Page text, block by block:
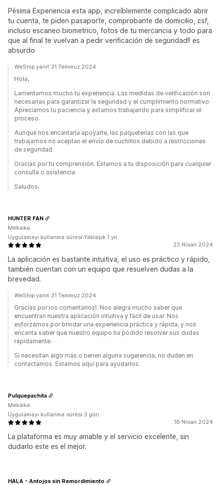
Pésima Experiencia esta app, increíblemente complicado abrir
tu cuenta, te piden pasaporte, comprobante de domicilio, csf,
incluso escaneo biometrico, fotos de tu mercancia y todo para
que al final te vuelvan a pedir verificación de seguridad!! es
absurdo
WeShip yanıt 31 Temmuz 2024
Hola,
Lamentamos mucho tu experiencia. Las medidas de verificación son
necesarias para garantizar la seguridad y el cumplimiento normativo.
Apreciamos tu paciencia y estamos trabajando para simplificar el
proceso.
Aunque nos encantaría apoyarte, las paqueterías con las que
trabajamos no aceptan el envío de cuchillos debido a restricciones
de seguridad.
Gracias por tu comprensión. Estamos a tu disposición para cualquier
consulta o asistencia.
Saludos,
23 Nisan 2024
La aplicación es bastante intuitiva, el uso es práctico y rápido,
también cuentan con un equipo que resuelven dudas a la
brevedad.
HUNTER FAN
Meksika
Uygulamayı kullanma süresi:Yaklaşık 1 yıl
WeShip yanıt 31 Temmuz 2024
Gracias por los comentarios!. Nos alegra mucho saber que
encuentran nuestra aplicación intuitiva y fácil de usar. Nos
esforzamos por brindar una experiencia práctica y rápida, y nos
encanta saber que nuestro equipo ha podido resolver sus dudas
rápidamente.
Si necesitan algo más o tienen alguna sugerencia, no duden en
contactarnos. Estamos aquí para ayudarlos.
18 Nisan 2024
La plataforma es muy amable y el servicio excelente, sin
dudarlo este es el mejor.
Pulquepachita
Meksika
Uygulamayı kullanma süresi:3 gün
HALA - Antojos sin Remordimiento